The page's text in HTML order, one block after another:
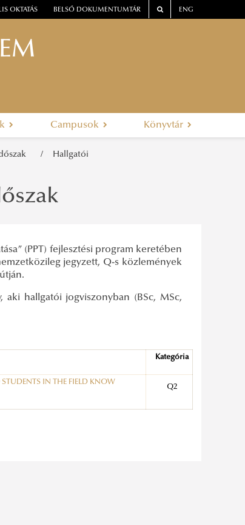
OKTATÁS BELSŐ DOKUMENTUMTÁR ENG
Campusok Könyvtár
Hallgatói
(PPT) fejlesztési program keretében
jegyzett, Q-s közlemények
hallgatói jogviszonyban (BSc, MSc,
Kategória
IN THE FIELD KNOW
Q2